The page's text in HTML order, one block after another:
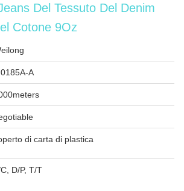
Del Tessuto Del Denim
Cotone 9Oz
A
di carta di plastica
D/P, T/T